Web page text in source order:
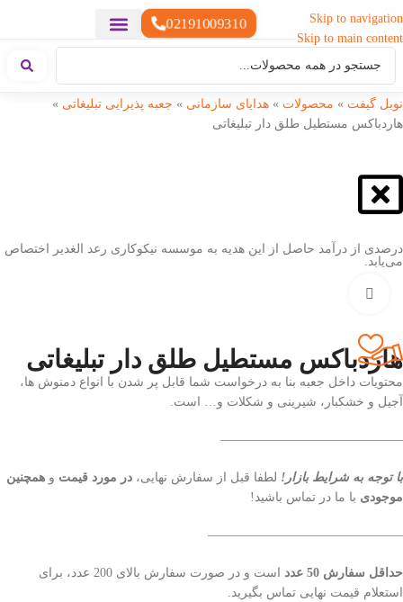
Skip to navigation
Skip to main content
02191009310
نوبل گیفت » محصولات » هدایای سازمانی » جعبه پذیرایی تبلیغاتی »
هاردباکس مستطیل طلق دار تبلیغاتی
درصدی از درآمد حاصل از این هدیه به موسسه نیکوکاری رعد الغدیر اختصاص
می‌یابد.
هاردباکس مستطیل طلق دار تبلیغاتی
محتویات داخل جعبه بنا به درخواست شما قابل پر شدن با انواع دمنوش ها،
آجیل و خشکبار، شیرینی و شکلات و… است.
——————————————–
با توجه به شرایط بازار! لطفا قبل از سفارش نهایی، در مورد قیمت و همچنین
موجودی با ما در تماس باشید!
———————————————–
حداقل سفارش 50 عدد
است و در صورت سفارش بالای 200 عدد، برای
استعلام قیمت نهایی تماس بگیرید.